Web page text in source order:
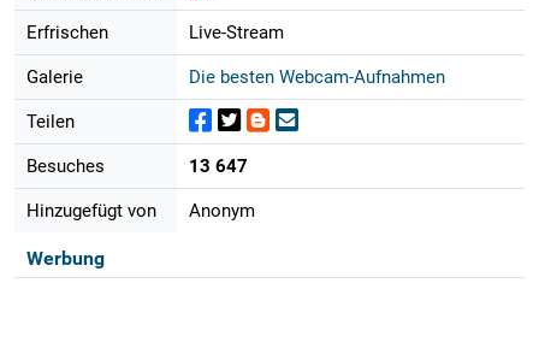
Erfrischen Live-Stream
Galerie Die besten Webcam-Aufnahmen
Teilen
Besuches 13 647
Hinzugefügt von Anonym
Werbung